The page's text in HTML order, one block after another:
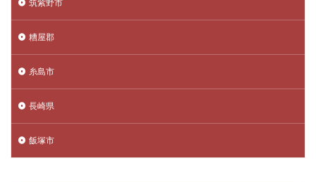
筑紫野市
糟屋郡
糸島市
長崎県
飯塚市